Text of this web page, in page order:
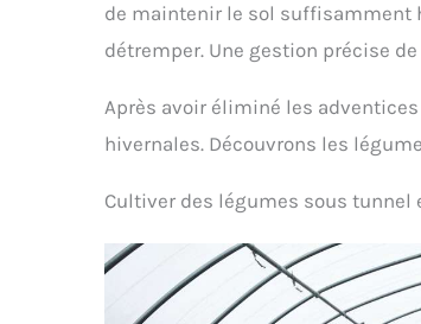
de maintenir le sol suffisamment
détremper. Une gestion précise
Après avoir éliminé les
hivernales. Découvrons les
Cultiver des légumes sous tunnel